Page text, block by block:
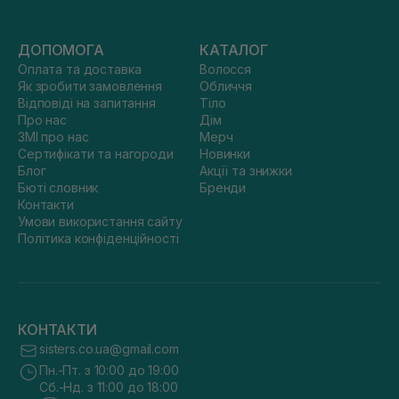
ДОПОМОГА
Оплата та доставка
Як зробити замовлення
Відповіді на запитання
Про нас
ЗМІ про нас
Сертифікати та нагороди
Блог
Бюті словник
Контакти
Умови використання сайту
Політика конфіденційності
КАТАЛОГ
Волосся
Обличчя
Тіло
Дім
Мерч
Новинки
Акції та знижки
Бренди
КОНТАКТИ
sisters.co.ua@gmail.com
Пн.-Пт. з 10:00 до 19:00
Сб.-Нд. з 11:00 до 18:00